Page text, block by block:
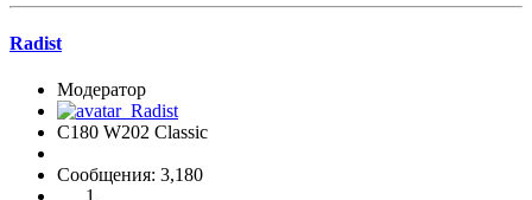
Radist
Модератор
C180 W202 Classic
Сообщения: 3,180